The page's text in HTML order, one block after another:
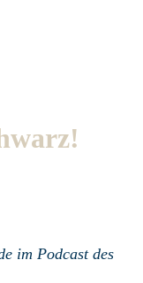
im Podcast des